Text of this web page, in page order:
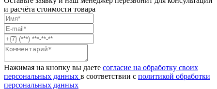
и расчёта стоимости товара
Нажимая на кнопку вы даете согласие на обработку своих
персональных данных в соответствии с политикой обработки
персональных данных